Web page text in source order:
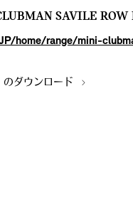
SAVILE
home/range/mini-
のダウンロード